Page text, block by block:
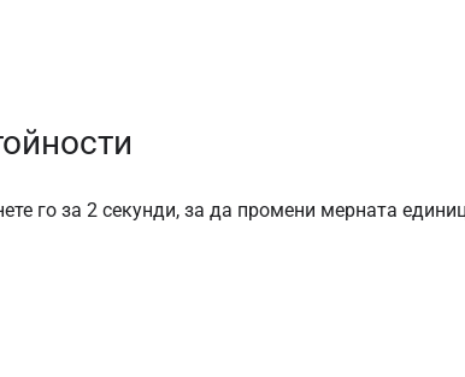
го за 2 секунди, за да промени мерната